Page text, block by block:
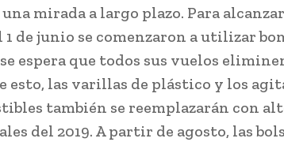
mirada a largo plazo. Para
1 de junio se comenzaron a utilizar
espera que todos sus vuelos
esto, las varillas de plástico y los
también se reemplazarán con
del 2019. A partir de agosto, las